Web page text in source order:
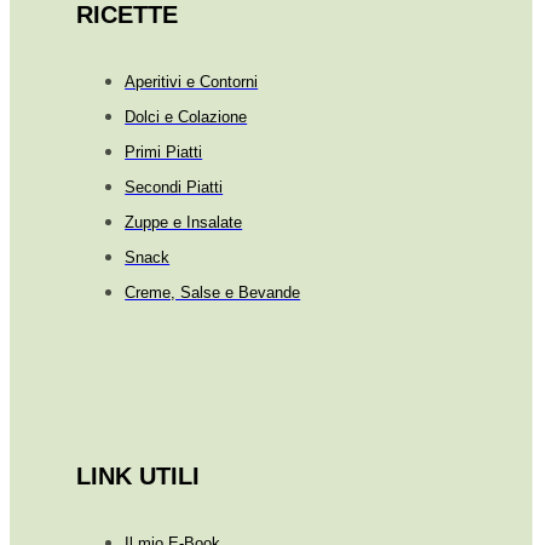
RICETTE
Aperitivi e Contorni
Dolci e Colazione
Primi Piatti
Secondi Piatti
Zuppe e Insalate
Snack
Creme, Salse e Bevande
LINK UTILI